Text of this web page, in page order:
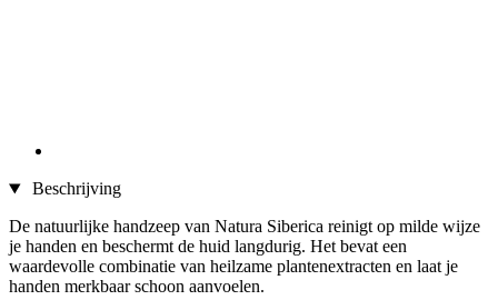
Beschrijving
De natuurlijke handzeep van Natura Siberica reinigt op milde wijze
je handen en beschermt de huid langdurig. Het bevat een
waardevolle combinatie van heilzame plantenextracten en laat je
handen merkbaar schoon aanvoelen.